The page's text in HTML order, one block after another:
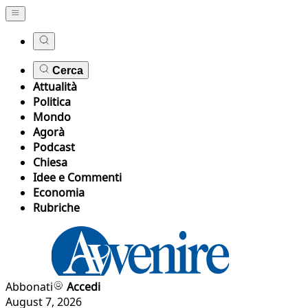
Cerca
Attualità
Politica
Mondo
Agorà
Podcast
Chiesa
Idee e Commenti
Economia
Rubriche
Abbonati
Accedi
August 7, 2026